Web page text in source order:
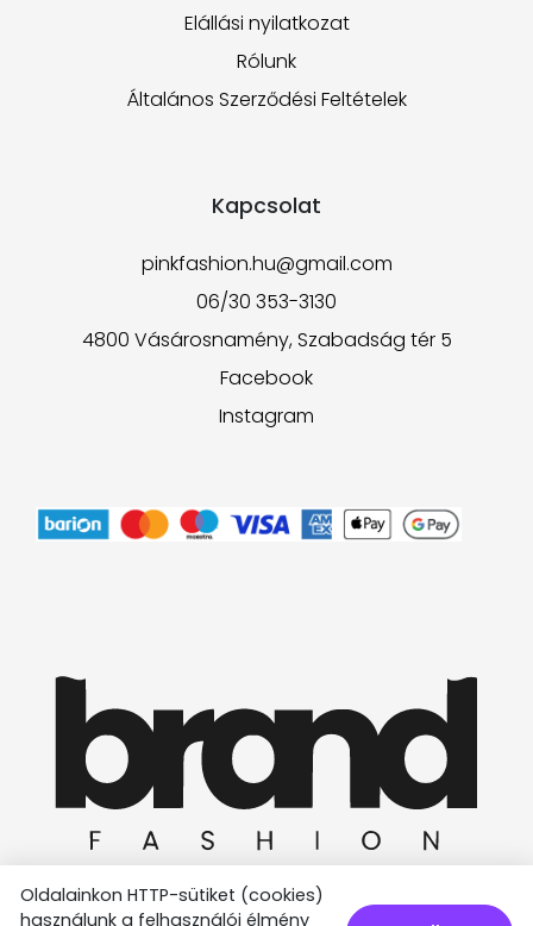
Elállási nyilatkozat
Rólunk
Általános Szerződési Feltételek
Kapcsolat
pinkfashion.hu@gmail.com
06/30 353-3130
4800 Vásárosnamény, Szabadság tér 5
Facebook
Instagram
Oldalainkon HTTP-sütiket (cookies)
használunk a felhasználói élmény